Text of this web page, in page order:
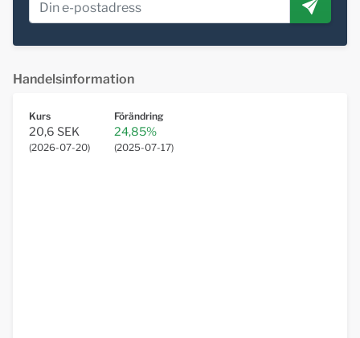
Handelsinformation
Kurs
20,6 SEK
(2026-07-20)
Förändring
24,85%
(2025-07-17)